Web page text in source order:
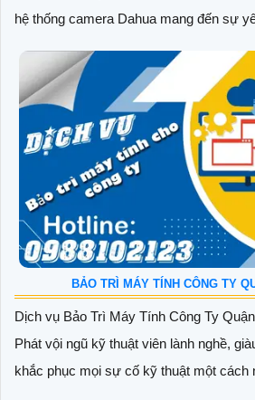
hệ thống camera Dahua mang đến sự
BẢO TRÌ MÁY TÍNH CÔNG TY
Dịch vụ Bảo Trì Máy Tính Công Ty
Phát vội ngũ kỹ thuật viên lành nghề,
khắc phục mọi sự cố kỹ thuật một cách